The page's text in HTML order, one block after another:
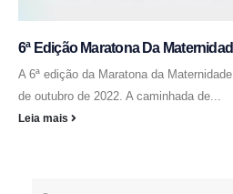
6ª Edição Maratona Da
A 6ª edição da Maratona da
de outubro de 2022. A caminhada de...
Leia mais